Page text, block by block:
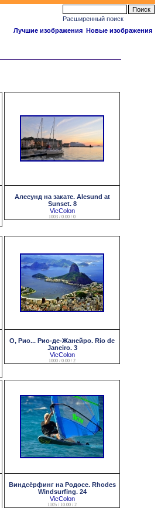
Расширенный поиск
Лучшие изображения Новые изображения
Алесунд на закате. Alesund at
Sunset. 8
VicColon
1003 / 0.00 / 0
О, Рио... Рио-де-Жанейро. Rio de
Janeiro. 3
VicColon
1000 / 0.00 / 2
Виндсёрфинг на Родосе. Rhodes
Windsurfing. 24
VicColon
1105 / 10.00 / 2